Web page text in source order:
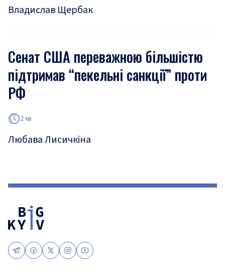
Владислав Щербак
Сенат США переважною більшістю
підтримав “пекельні санкції” проти
РФ
2 хв
Любава Лисичкіна